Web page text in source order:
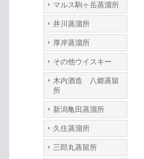
マルス駒ヶ岳蒸溜所
井川蒸溜所
厚岸蒸溜所
その他ウイスキー
木内酒造 八郷蒸留
所
新潟亀田蒸溜所
久住蒸溜所
三郎丸蒸留所